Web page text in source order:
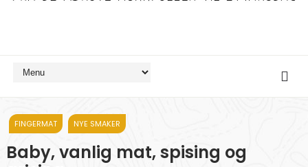
FINGERMAT NYE SMAKER
Baby, vanlig mat, spising og